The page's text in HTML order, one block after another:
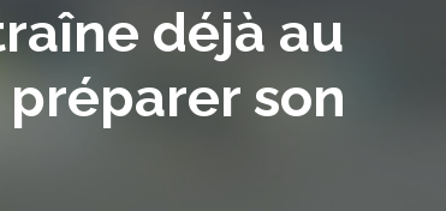
déjà au
son